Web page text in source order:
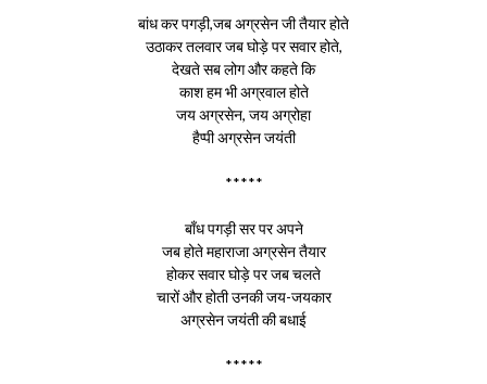
बांध कर पगड़ी,जब अग्रसेन जी तैयार होते
उठाकर तलवार जब घोड़े पर सवार होते,
देखते सब लोग और कहते कि
काश हम भी अग्रवाल होते
जय अग्रसेन, जय अग्रोहा
हैप्पी अग्रसेन जयंती
*****
बाँध पगड़ी सर पर अपने
जब होते महाराजा अग्रसेन तैयार
होकर सवार घोड़े पर जब चलते
चारों और होती उनकी जय-जयकार
अग्रसेन जयंती की बधाई
*****